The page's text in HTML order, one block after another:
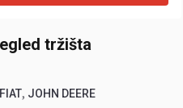
tržišta
FIAT, JOHN DEERE